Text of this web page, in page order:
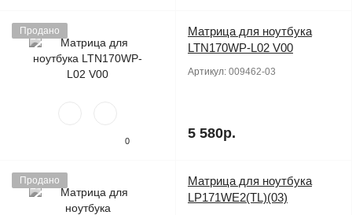
Продано
0
Матрица для ноутбука
LTN170WP-L02 V00
Артикул: 009462-03
5 580р.
Продано
Матрица для ноутбука
LP171WE2(TL)(03)